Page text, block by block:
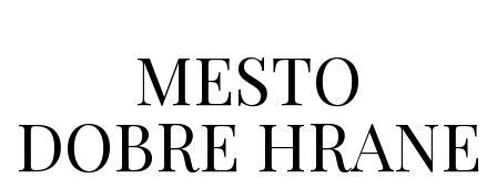
MESTO
DOBRE HRANE